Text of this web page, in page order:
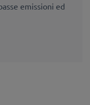
emissioni ed